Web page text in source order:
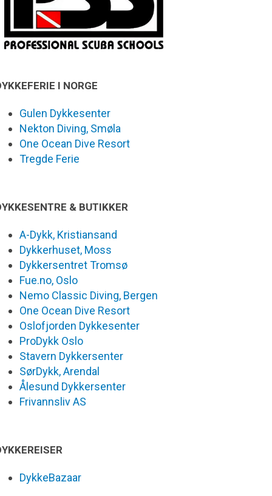
I NORGE
Gulen Dykkesenter
Nekton Diving, Smøla
One Ocean Dive Resort
Tregde Ferie
& BUTIKKER
A-Dykk, Kristiansand
Dykkerhuset, Moss
Dykkersentret Tromsø
Fue.no, Oslo
Nemo Classic Diving, Bergen
One Ocean Dive Resort
Oslofjorden Dykkesenter
ProDykk Oslo
Stavern Dykkersenter
SørDykk, Arendal
Ålesund Dykkersenter
Frivannsliv AS
DykkeBazaar